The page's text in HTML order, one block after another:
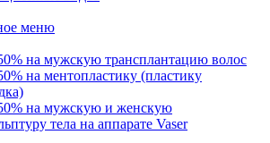
меню
на мужскую трансплантацию волос
на ментопластику (пластику
на мужскую и женскую
тела на аппарате Vaser